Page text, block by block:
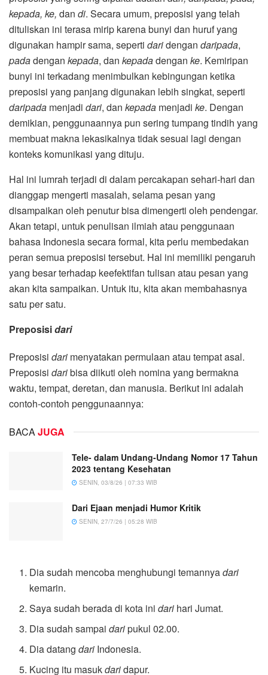
kepada, ke, dan di. Secara umum, preposisi yang telah
dituliskan ini terasa mirip karena bunyi dan huruf yang
digunakan hampir sama, seperti daridengan daripada,
padadengan kepada, dan kepadadengan ke. Kemiripan
bunyi ini terkadang menimbulkan kebingungan ketika
preposisi yang panjang digunakan lebih singkat, seperti
daripada menjadi dari, dan kepada menjadi ke. Dengan
demikian, penggunaannya pun sering tumpang tindih yang
membuat makna lekasikalnya tidak sesuai lagi dengan
konteks komunikasi yang dituju.
Hal ini lumrah terjadi di dalam percakapan sehari-hari dan
dianggap mengerti masalah, selama pesan yang
disampaikan oleh penutur bisa dimengerti oleh pendengar.
Akan tetapi, untuk penulisan ilmiah atau penggunaan
bahasa Indonesia secara formal, kita perlu membedakan
peran semua preposisi tersebut. Hal ini memiliki pengaruh
yang besar terhadap keefektifan tulisan atau pesan yang
akan kita sampaikan. Untuk itu, kita akan membahasnya
satu per satu.
Preposisidari
Preposisi dari menyatakan permulaan atau tempat asal.
Preposisi daribisa diikuti oleh nomina yang bermakna
waktu, tempat, deretan, dan manusia. Berikut ini adalah
contoh-contoh penggunaannya:
BACA JUGA
Tele- dalam Undang-Undang Nomor 17 Tahun
2023 tentang Kesehatan
SENIN, 03/8/26 | 07:33 WIB
Dari Ejaan menjadi Humor Kritik
SENIN, 27/7/26 | 05:28 WIB
Dia sudah mencoba menghubungi temannyadari
kemarin.
Saya sudah berada di kota inidari hari Jumat.
Dia sudah sampaidaripukul 02.00.
Dia datangdari Indonesia.
Kucing itu masukdaridapur.